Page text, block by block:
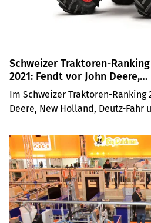
Schweizer Traktoren-Ranking
2021: Fendt vor John Deere,
New Holland, Deutz-Fahr und
Massey Ferguson
Im Schweizer Traktoren-Ranking
Deere, New Holland, Deutz-Fahr
zugelassen –291 Traktoren oder
Vorjahr. Und dies trotz